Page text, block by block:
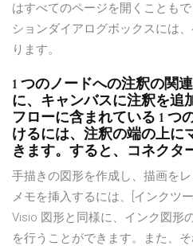
はすべてのページを開くことも
ションダイアログボックスには
ります。
1 つのノードへの注釈の関
に、キャンバスに注釈を追
フローに含まれている 1 つ
けるには、注釈の端の上に
きます。すると、コネクタ
手描きの図形を作成し、描画を
メモを挿入するには、[インクツ
Visio 図形と同様に、インク図形
を行うことができます。また、